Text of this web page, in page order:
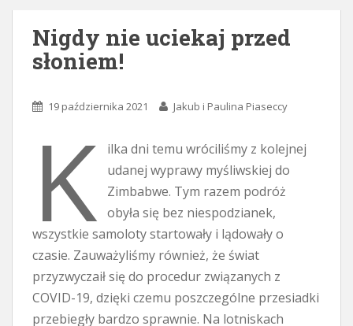
Nigdy nie uciekaj przed
słoniem!
19 października 2021 Jakub i Paulina Piaseccy
K
ilka dni temu wróciliśmy z kolejnej
udanej wyprawy myśliwskiej do
Zimbabwe. Tym razem podróż
obyła się bez niespodzianek,
wszystkie samoloty startowały i lądowały o
czasie. Zauważyliśmy również, że świat
przyzwyczaił się do procedur związanych z
COVID-19, dzięki czemu poszczególne przesiadki
przebiegły bardzo sprawnie. Na lotniskach